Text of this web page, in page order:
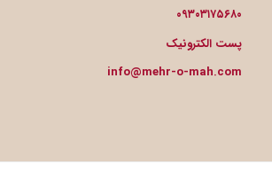
۰۹۳۰۳۱۷۵۶۸۰
پست الکترونیک
info@mehr-o-mah.com